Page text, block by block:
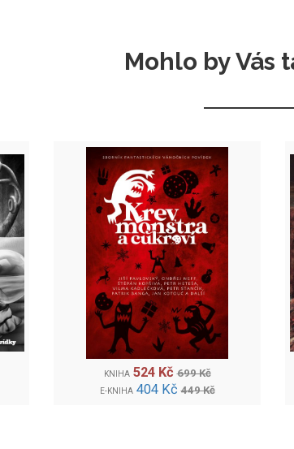
Mohlo by Vás
KNIHA 524 Kč 699 Kč
E-KNIHA 404 Kč 449 Kč